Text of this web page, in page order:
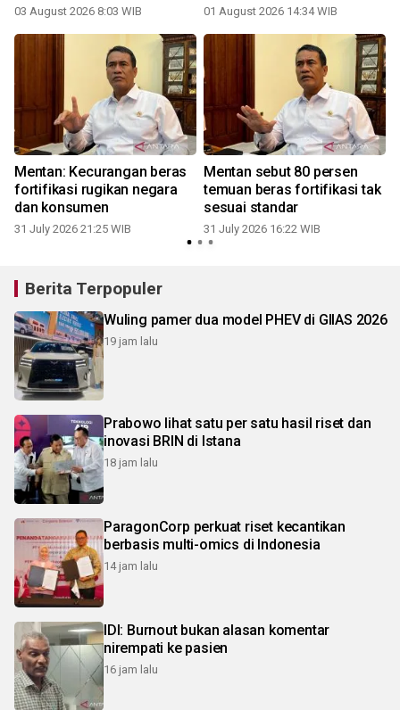
03 August 2026 8:03 WIB 01 August 2026 14:34 WIB
Mentan: Kecurangan beras
fortifikasi rugikan negara
dan konsumen
31 July 2026 21:25 WIB
Mentan sebut 80 persen
temuan beras fortifikasi tak
sesuai standar
31 July 2026 16:22 WIB
Berita Terpopuler
Wuling pamer dua model PHEV di GIIAS 2026
19 jam lalu
Prabowo lihat satu per satu hasil riset dan
inovasi BRIN di Istana
18 jam lalu
ParagonCorp perkuat riset kecantikan
berbasis multi-omics di Indonesia
14 jam lalu
IDI: Burnout bukan alasan komentar
nirempati ke pasien
16 jam lalu